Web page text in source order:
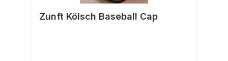
Zunft Kölsch Baseball Cap